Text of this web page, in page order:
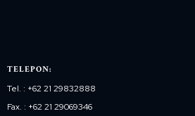
TELEPON:
Tel. : +62 21 29832888
Fax. : +62 21 29069346